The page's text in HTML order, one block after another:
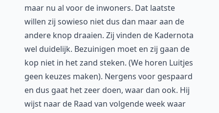
maar nu al voor de inwoners. Dat laatste
willen zij sowieso niet dus dan maar aan de
andere knop draaien. Zij vinden de Kadernota
wel duidelijk. Bezuinigen moet en zij gaan de
kop niet in het zand steken. (We horen Luitjes
geen keuzes maken). Nergens voor gespaard
en dus gaat het zeer doen, waar dan ook. Hij
wijst naar de Raad van volgende week waar